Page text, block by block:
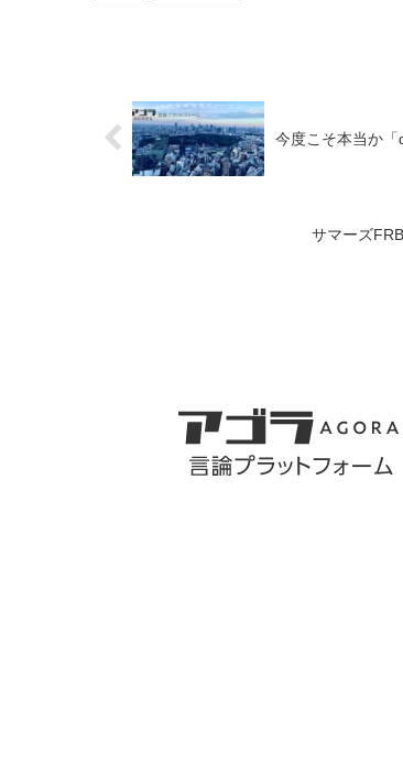
今度こそ本当か
サマーズ